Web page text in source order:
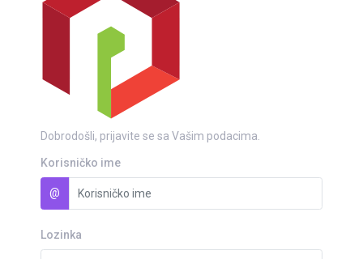
Dobrodošli, prijavite se sa Vašim podacima.
Korisničko ime
@
Lozinka